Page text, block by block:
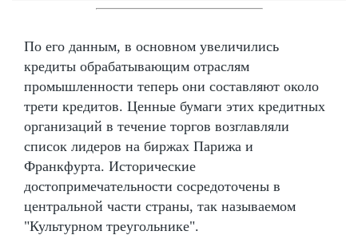
По его данным, в основном увеличились
кредиты обрабатывающим отраслям
промышленности теперь они составляют около
трети кредитов. Ценные бумаги этих кредитных
организаций в течение торгов возглавляли
список лидеров на биржах Парижа и
Франкфурта. Исторические
достопримечательности сосредоточены в
центральной части страны, так называемом
"Культурном треугольнике".